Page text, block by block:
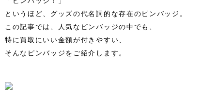
というほど、グッズの代名詞的な存在のピンバッジ。
この記事では、人気なピンバッジの中でも、
特に買取にいい金額が付きやすい、
そんなピンバッジをご紹介します。